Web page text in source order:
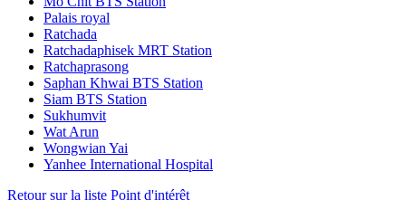
Palais royal
Ratchada
Ratchadaphisek MRT Station
Ratchaprasong
Saphan Khwai BTS Station
Siam BTS Station
Sukhumvit
Wat Arun
Wongwian Yai
Yanhee International Hospital
Retour sur la liste Point d'intérêt